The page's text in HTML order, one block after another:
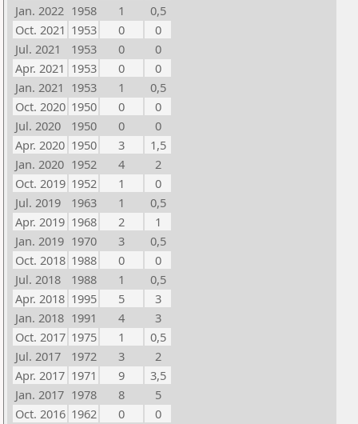
Jan. 2022 1958 1
0,5
Oct. 2021 1953 0
0
Jul. 2021
1953 0
0
Apr. 2021 1953 0
0
Jan. 2021 1953 1
0,5
Oct. 2020 1950 0
0
Jul. 2020
1950 0
0
Apr. 2020 1950 3
1,5
Jan. 2020 1952 4
2
Oct. 2019 1952 1
0
Jul. 2019
1963 1
0,5
Apr. 2019 1968 2
1
Jan. 2019 1970 3
0,5
Oct. 2018 1988 0
0
Jul. 2018
1988 1
0,5
Apr. 2018 1995 5
3
Jan. 2018 1991 4
3
Oct. 2017 1975 1
0,5
Jul. 2017
1972 3
2
Apr. 2017 1971 9
3,5
Jan. 2017 1978 8
5
Oct. 2016 1962 0
0